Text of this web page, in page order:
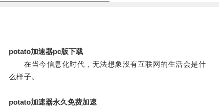
potato加速器pc版下载
在当今信息化时代，无法想象没有互联网的生活会是什
么样子。
potato加速器永久免费加速